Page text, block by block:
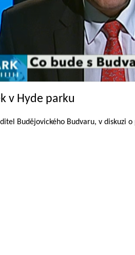
v Hyde parku
Budějovického Budvaru, v diskuzi